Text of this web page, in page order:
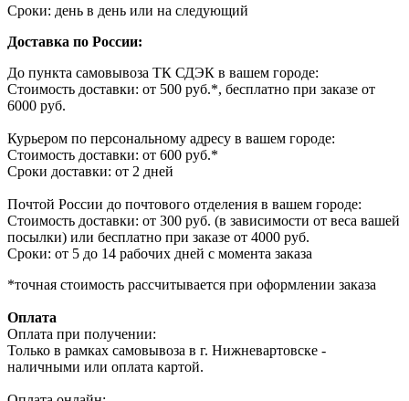
Сроки: день в день или на следующий
Доставка по России:
До пункта самовывоза ТК СДЭК в вашем городе:
Стоимость доставки: от 500 руб.*, бесплатно при заказе от
6000 руб.
Курьером по персональному адресу в вашем городе:
Стоимость доставки: от 600 руб.*
Сроки доставки: от 2 дней
Почтой России до почтового отделения в вашем городе:
Стоимость доставки: от 300 руб. (в зависимости от веса вашей
посылки) или бесплатно при заказе от 4000 руб.
Сроки: от 5 до 14 рабочих дней с момента заказа
*точная стоимость рассчитывается при оформлении заказа
Оплата
Оплата при получении:
Только в рамках самовывоза в г. Нижневартовске -
наличными или оплата картой.